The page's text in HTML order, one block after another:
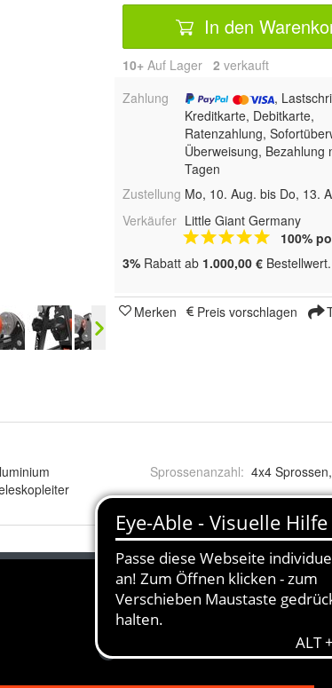
In den
10+ Auf Lager 2 verkauft
Zahlung
,
Kreditkarte, Debitkarte,
Ratenzahlung,
Überweisung, Bezahlung
Tagen
Zustellung Mo, 10. Aug. bis Do, 13.
Verkäufer Little Giant Germany
100%
3% Rabatt ab 1.000,00 € Bestellwert.
Merken Preis vorschlagen
Sprossenanzahl: